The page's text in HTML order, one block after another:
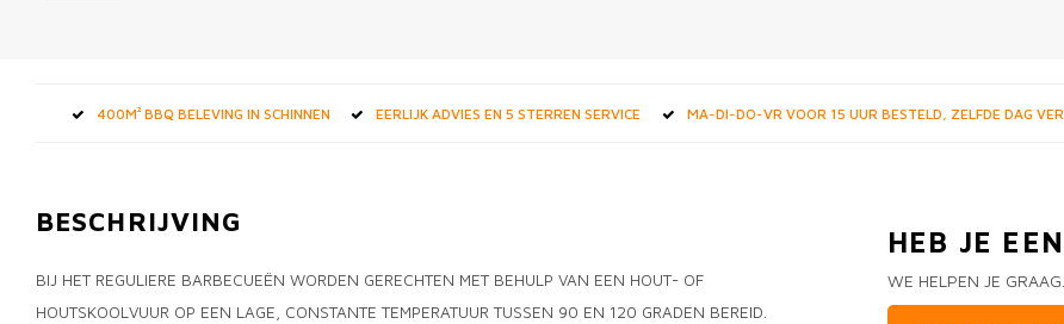
400M² BBQ BELEVING IN SCHINNEN EERLIJK ADVIES EN 5 STERREN SERVICE MA-DI-DO-VR VOOR 15 UUR BESTELD, ZELFDE DAG
BESCHRIJVING
BIJ HET REGULIERE BARBECUEËN WORDEN GERECHTEN MET BEHULP VAN EEN HOUT- OF
HOUTSKOOLVUUR OP EEN LAGE, CONSTANTE TEMPERATUUR TUSSEN 90 EN 120 GRADEN BEREID.
HEB JE
WE HELPEN JE